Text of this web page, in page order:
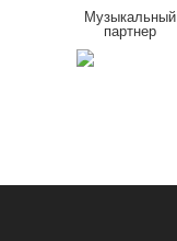
Музыкальный
партнер